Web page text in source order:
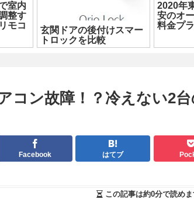
室内
整す
モコ
玄関ドアの後付けスマー
トロックを比較
2020年
安のオ
料金プ
の請求
コン故障！？冷えない2
Facebook はてブ
この記事は約0分で読めま